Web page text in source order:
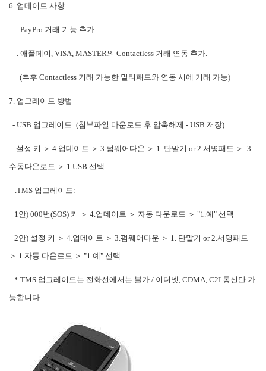
6. 업데이트 사항
-. PayPro 거래 기능 추가.
-. 애플페이, VISA, MASTER의 Contactless 거래 연동 추가.
(추후 Contactless 거래 가능한 멀티패드와 연동 시에 거래 가능)
7. 업그레이드 방법
-.USB 업그레이드: (첨부파일 다운로드 후 압축해제 - USB 저장)
설정 키 ＞ 4.업데이트 ＞ 3.펌웨어다운 ＞ 1. 단말기 or 2.서명패드 ＞ 3.
수동다운로드 ＞ 1.USB 선택
-.TMS 업그레이드:
1안) 000번(SOS) 키 ＞ 4.업데이트 ＞ 자동 다운로드 ＞ "1.예" 선택
2안) 설정 키 ＞ 4.업데이트 ＞ 3.펌웨어다운 ＞ 1. 단말기 or 2.서명패드
＞ 1.자동 다운로드 ＞ "1.예" 선택
* TMS 업그레이드는 전화선에서는 불가 / 이더넷, CDMA, C2I 통신만 가
능합니다.